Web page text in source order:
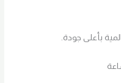
بأعلى جودة.